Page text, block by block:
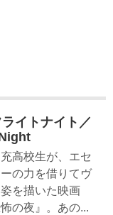
ライトナイト／
高校生が、エセ
の力を借りてヴ
を描いた映画
の夜』。あの...